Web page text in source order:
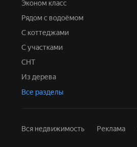
Эконом класс
Рядом с водоёмом
C коттеджами
С участками
СНТ
Из дерева
Все разделы
Вся недвижимость Реклама